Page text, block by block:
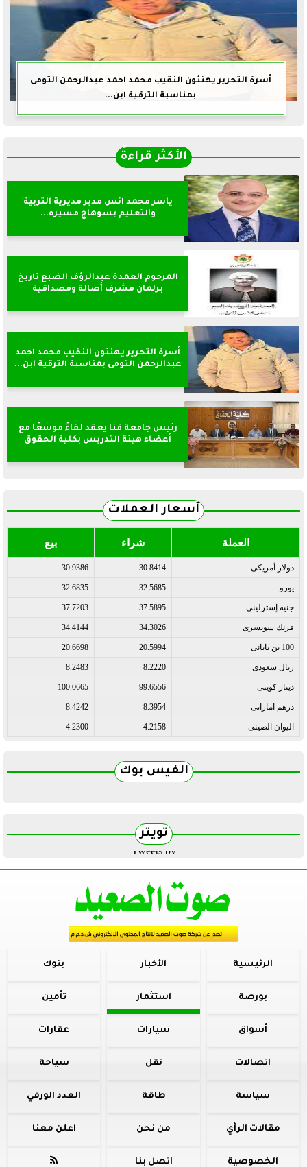
أسرة التحرير يهنئون النقيب محمد احمد عبدالرحمن التومى
بمناسبة الترقية ابن...
الأكثر قراءةً
ياسر محمد انس مدير مديرية التربية
والتعليم بسوهاج مسيره...
المرحوم العمدة عبدالرؤف الضبع تاريخ
برلمان مشرف أصالة ومصداقية
أسرة التحرير يهنئون النقيب محمد احمد
عبدالرحمن التومى بمناسبة الترقية ابن...
رئيس جامعة قنا يعقد لقاءً موسعًا مع
أعضاء هيئة التدريس بكلية الحقوق
أسعار العملات
العملة شراء بيع
دولار أمريكى 30.8414
30.9386
يورو 32.5685
32.6835
جنيه إسترلينى 37.5895
37.7203
فرنك سويسرى 34.3026
34.4144
100 ين يابانى 20.5994
20.6698
ريال سعودى 8.2220
8.2483
دينار كويتى 99.6556
100.0665
درهم اماراتى 8.3954
8.4242
اليوان الصينى 4.2158
4.2300
الفيس بوك
تويتر
Tweets by
الرئيسية الأخبار بنوك
بورصة استثمار تأمين
أسواق سيارات عقارات
اتصالات نقل سياحة
سياسة طاقة العدد الورقي
مقالات الرأي من نحن اعلن معنا
الخصوصية اتصل بنا 